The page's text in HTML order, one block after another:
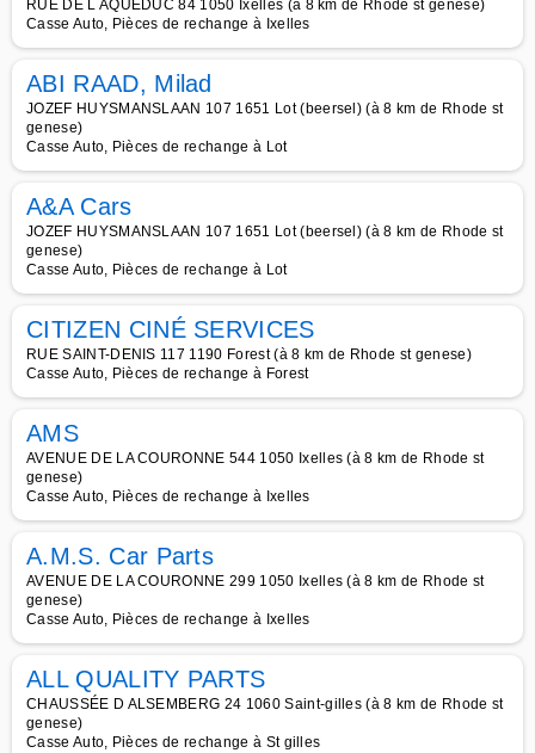
RUE DE L AQUEDUC 84 1050 Ixelles (à 8 km de Rhode st genese)
Casse Auto, Pièces de rechange à Ixelles
ABI RAAD, Milad
JOZEF HUYSMANSLAAN 107 1651 Lot (beersel) (à 8 km de Rhode st
genese)
Casse Auto, Pièces de rechange à Lot
A&A Cars
JOZEF HUYSMANSLAAN 107 1651 Lot (beersel) (à 8 km de Rhode st
genese)
Casse Auto, Pièces de rechange à Lot
CITIZEN CINÉ SERVICES
RUE SAINT-DENIS 117 1190 Forest (à 8 km de Rhode st genese)
Casse Auto, Pièces de rechange à Forest
AMS
AVENUE DE LA COURONNE 544 1050 Ixelles (à 8 km de Rhode st
genese)
Casse Auto, Pièces de rechange à Ixelles
A.M.S. Car Parts
AVENUE DE LA COURONNE 299 1050 Ixelles (à 8 km de Rhode st
genese)
Casse Auto, Pièces de rechange à Ixelles
ALL QUALITY PARTS
CHAUSSÉE D ALSEMBERG 24 1060 Saint-gilles (à 8 km de Rhode st
genese)
Casse Auto, Pièces de rechange à St gilles